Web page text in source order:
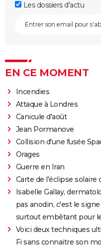
Les dossiers d'actu
EN CE MOMENT
Incendies
Attaque à Londres
Canicule d'août
Jean Pormanove
Collision d'une fusée
Orages
Guerre en Iran
Carte de l'éclipse solaire
Isabelle Gallay,
pas anodin, c'est le
surtout embêtant pour
Voici deux techniques
Fi sans connaitre son